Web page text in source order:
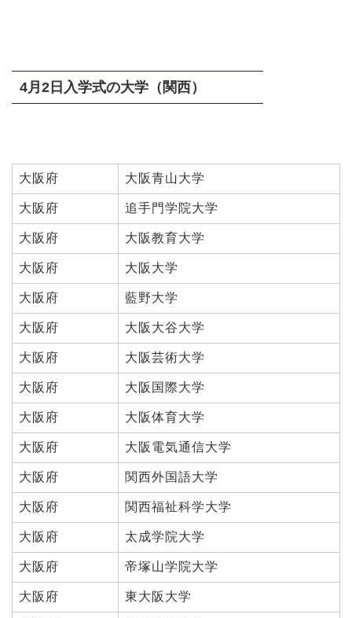
4月2日入学式の大学（関西）
大阪府 大阪青山大学
大阪府 追手門学院大学
大阪府 大阪教育大学
大阪府 大阪大学
大阪府 藍野大学
大阪府 大阪大谷大学
大阪府 大阪芸術大学
大阪府 大阪国際大学
大阪府 大阪体育大学
大阪府 大阪電気通信大学
大阪府 関西外国語大学
大阪府 関西福祉科学大学
大阪府 太成学院大学
大阪府 帝塚山学院大学
大阪府 東大阪大学